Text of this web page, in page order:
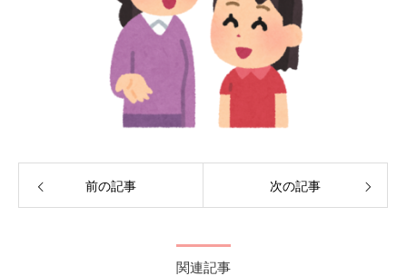
前の記事 次の記事
関連記事